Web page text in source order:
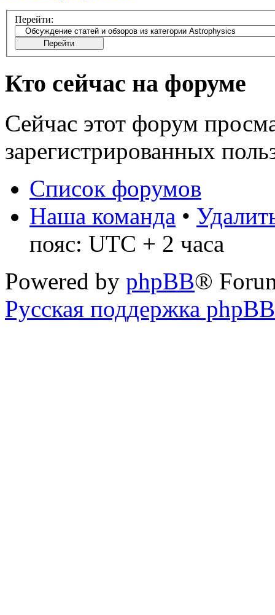
Перейти:
Кто сейчас на форуме
Сейчас этот форум
зарегистрированных
Список форумов
Наша команда •
пояс: UTC + 2 часа
Powered by phpBB®
Русская поддержка phpBB